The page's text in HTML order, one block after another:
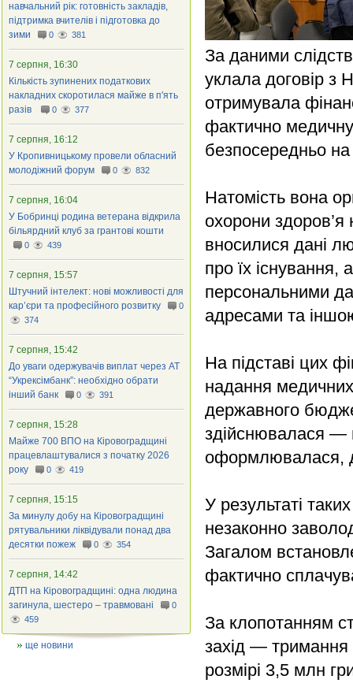
За даними
уклала договір з
отримувала
фактично
безпосередньо на
Натомість вона
охорони здоров’я
вносилися дані
про їх існування,
персональними
адресами та
На підставі цих
надання
державного
здійснювалася —
оформлювалася,
У результаті
незаконно
Загалом
фактично
За клопотанням
захід — тримання
розмірі 3,5 млн
навчальний рік: готовність закладів,
підтримка вчителів і підготовка до
зими
0 381
7 серпня, 16:30
Кількість зупинених податкових
накладних скоротилася майже в п'ять
разів
0 377
7 серпня, 16:12
У Кропивницькому провели обласний
молодіжний форум
0 832
7 серпня, 16:04
У Бобринці родина ветерана відкрила
більярдний клуб за грантові кошти
0 439
7 серпня, 15:57
Штучний інтелект: нові можливості для
кар’єри та професійного розвитку
0
374
7 серпня, 15:42
До уваги одержувачів виплат через АТ
“Укрексімбанк”: необхідно обрати
інший банк
0 391
7 серпня, 15:28
Майже 700 ВПО на Кіровоградщині
працевлаштувалися з початку 2026
року
0 419
7 серпня, 15:15
За минулу добу на Кіровоградщині
рятувальники ліквідували понад два
десятки пожеж
0 354
7 серпня, 14:42
ДТП на Кіровоградщині: одна людина
загинула, шестеро – травмовані
0
459
ще новини